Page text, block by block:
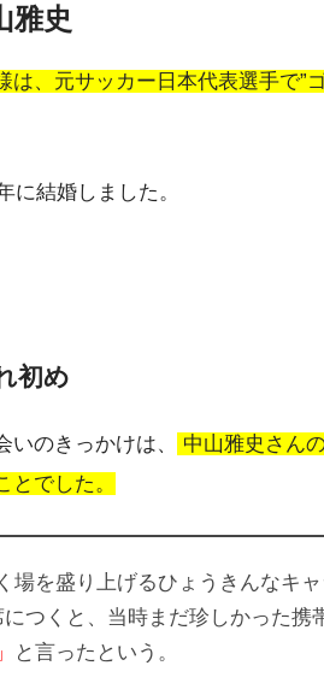
雅史
、元サッカー日本代表選手で”
に結婚しました。
初め
のきっかけは、
中山雅史さん
でした。
場を盛り上げるひょうきんなキ
つくと、当時まだ珍しかった携
と言ったという。